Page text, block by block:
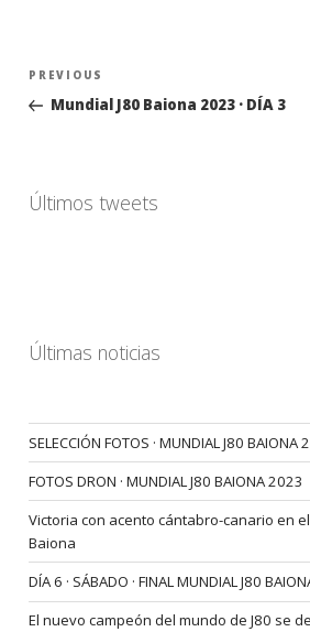
Navegación
entradas
Previous
Post
PREVIOUS
Mundial J80 Baiona 2023 · DÍA 3
Últimos tweets
Últimas noticias
SELECCIÓN FOTOS · MUNDIAL J80 BAIONA
FOTOS DRON · MUNDIAL J80 BAIONA 2023
Victoria con acento cántabro-canario en
Baiona
DÍA 6 · SÁBADO · FINAL MUNDIAL J80
El nuevo campeón del mundo de J80 se